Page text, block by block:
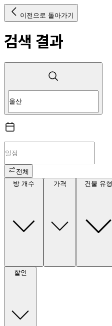
이전으로 돌아가기
검색 결과
전체
방 개수
가격 건물 유형
할인